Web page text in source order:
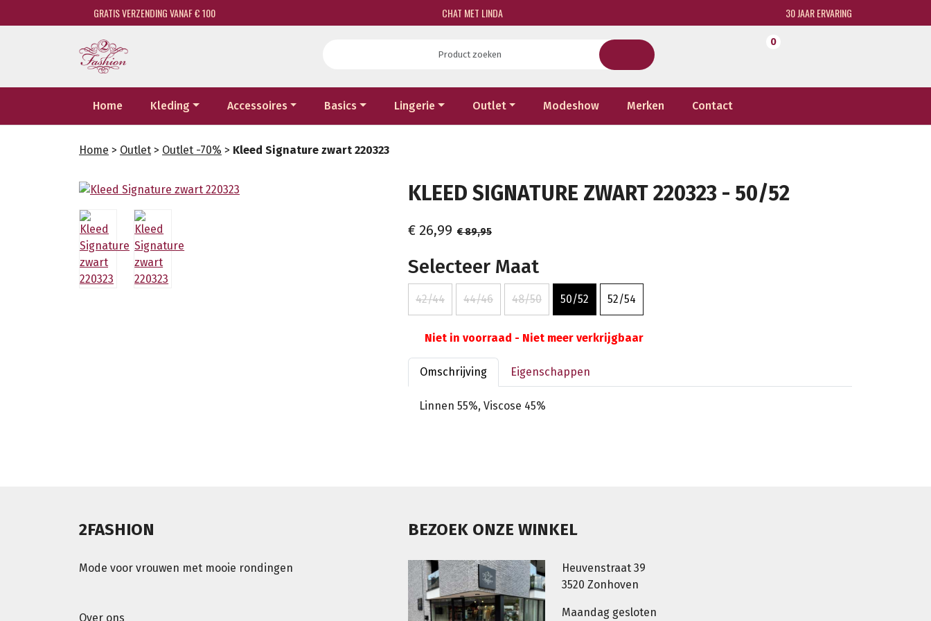
GRATIS VERZENDING VANAF € 100 CHAT MET LINDA 30 JAAR ERVARING
0
Home Kleding Accessoires Basics Lingerie Outlet Modeshow Merken Contact
Home > Outlet > Outlet -70% > Kleed Signature zwart 220323
KLEED SIGNATURE ZWART 220323 - 50/52
€ 26,99 € 89,95
Selecteer Maat
42/44 44/46 48/50 50/52 52/54
Niet in voorraad - Niet meer verkrijgbaar
Omschrijving Eigenschappen
Linnen 55%, Viscose 45%
2FASHION
Mode voor vrouwen met mooie rondingen
Over ons
BEZOEK ONZE WINKEL
Heuvenstraat 39
3520 Zonhoven
Maandag gesloten